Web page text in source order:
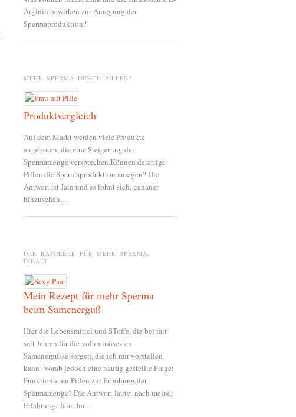
Arginin bewirken zur Anregung der
Spermaproduktion?
MEHR SPERMA DURCH PILLEN?
Produktvergleich
Auf dem Markt werden viele Produkte
angeboten, die eine Steigerung der
Spermamenge versprechen.Können derartige
Pillen die Spermaproduktion anregen? Die
Antwort ist Jain und es lohnt sich, genauer
hinzusehen…
DER RATGEBER FÜR MEHR SPERMA:
INHALT
Mein Rezept für mehr Sperma
beim Samenerguß
Hier die Lebensmittel und SToffe, die bei mir
seit Jahren für die voluminösesten
Samenergüsse sorgen, die ich mir vorstellen
kann! Vorab jedoch eine häufig gestellte Frage:
Funktionieren Pillen zur Erhöhung der
Spermamenge? Die Antwort lautet nach meiner
Erfahrung: Jain. Im…